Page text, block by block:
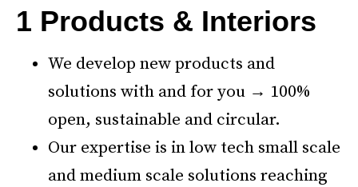
1 Products & Interiors
We develop new products and
solutions with and for you → 100%
open, sustainable and circular.
Our expertise is in low tech small scale
and medium scale solutions reaching